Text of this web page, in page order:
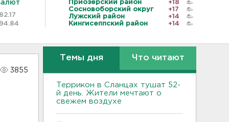
Приозерский район
+18
Сосновоборский округ
+17
Лужский район
+14
Кингисеппский район
+14
3855
Темы дня Что читают
Террикон в Сланцах тушат 52-
й день. Жители мечтают о
свежем воздухе